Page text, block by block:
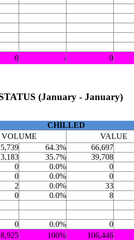
0 - 0
(January - January)
CHILLED
VOLUME VALUE
5,739 64.3% 66,697
3,183 35.7% 39,708
0 0.0% 0
0 0.0% 0
2 0.0% 33
0 0.0% 8
0 0.0% 0
8,925 100% 106,446